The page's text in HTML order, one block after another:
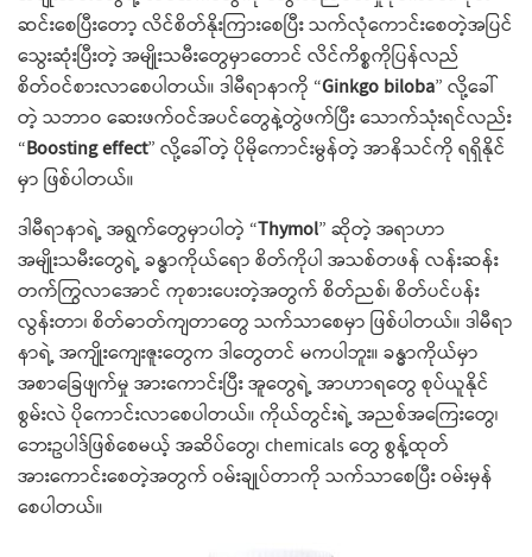
ဆင်းစေပြီးတော့ လိင်စိတ်နိုးကြားစေပြီး သက်လုံကောင်းစေတဲ့အပြင်
သွေးဆုံးပြီးတဲ့ အမျိုးသမီးတွေမှာတောင် လိင်ကိစ္စကိုပြန်လည်
စိတ်ဝင်စားလာစေပါတယ်။ ဒါမီရာနာကို “Ginkgo biloba” လို့ခေါ်
တဲ့ သဘာဝ ဆေးဖက်ဝင်အပင်တွေနဲ့တွဲဖက်ပြီး သောက်သုံးရင်လည်း
“Boosting effect” လို့ခေါ်တဲ့ ပိုမိုကောင်းမွန်တဲ့ အာနိသင်ကို ရရှိနိုင်
မှာ ဖြစ်ပါတယ်။
ဒါမီရာနာရဲ့ အရွက်တွေမှာပါတဲ့ “Thymol” ဆိုတဲ့ အရာဟာ
အမျိုးသမီးတွေရဲ့ ခန္ဓာကိုယ်ရော စိတ်ကိုပါ အသစ်တဖန် လန်းဆန်း
တက်ကြွလာအောင် ကုစားပေးတဲ့အတွက် စိတ်ညစ်၊ စိတ်ပင်ပန်း
လွန်းတာ၊ စိတ်ဓာတ်ကျတာတွေ သက်သာစေမှာ ဖြစ်ပါတယ်။ ဒါမီရာ
နာရဲ့ အကျိုးကျေးဇူးတွေက ဒါတွေတင် မကပါဘူး။ ခန္ဓာကိုယ်မှာ
အစာခြေဖျက်မှု အားကောင်းပြီး အူတွေရဲ့ အာဟာရတွေ စုပ်ယူနိုင်
စွမ်းလဲ ပိုကောင်းလာစေပါတယ်။ ကိုယ်တွင်းရဲ့ အညစ်အကြေးတွေ၊
ဘေးဥပါဒ်ဖြစ်စေမယ့် အဆိပ်တွေ၊ chemicals တွေ စွန့်ထုတ်
အားကောင်းစေတဲ့အတွက် ဝမ်းချုပ်တာကို သက်သာစေပြီး ဝမ်းမှန်
စေပါတယ်။